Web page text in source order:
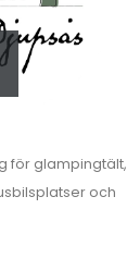
för glampingtält,
och